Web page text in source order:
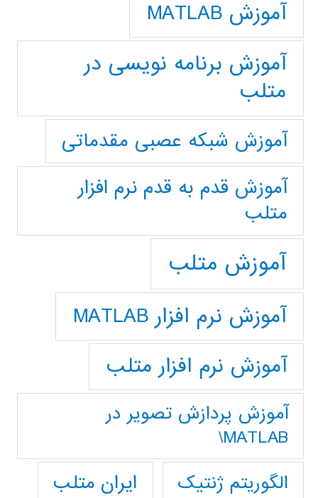
آموزش MATLAB
آموزش برنامه نویسی در
متلب
آموزش شبکه عصبی مقدماتی
آموزش قدم به قدم نرم افزار
متلب
آموزش متلب
آموزش نرم افزار MATLAB
آموزش نرم افزار متلب
آموزش پردازش تصوير در
MATLAB\
الگوریتم ژنتیک
ایران متلب